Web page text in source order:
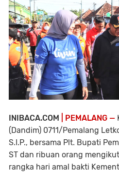
INIBACA.COM | PEMALANG —
(Dandim) 0711/Pemalang
S.I.P., bersama Plt. Bupati
ST dan ribuan orang
rangka hari amal bakti